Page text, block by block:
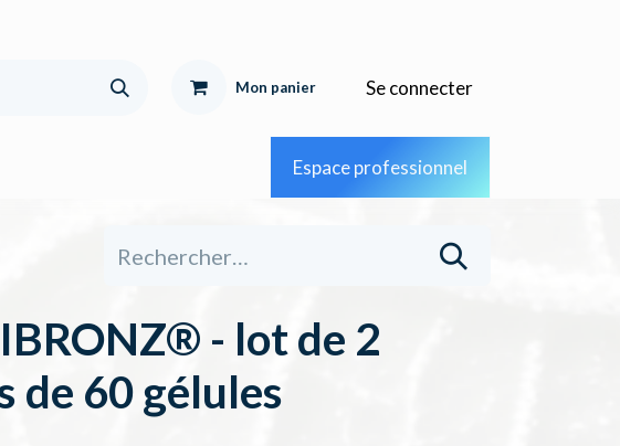
Mon panier Se connecter
Espace professionnel
- lot de 2
de 60 gélules